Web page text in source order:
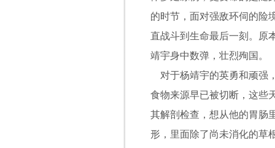
的时节，面对强敌环伺的险
直战斗到生命最后一刻。原
靖宇身中数弹，壮烈殉国。
对于杨靖宇的英勇和顽强
食物来源早已被切断，这些
其解剖检查，想从他的胃肠
形，里面除了尚未消化的草